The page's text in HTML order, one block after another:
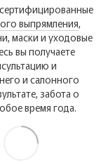
выпрямления,
маски и уходовые
вы получаете
и
и салонного
забота о
время года.